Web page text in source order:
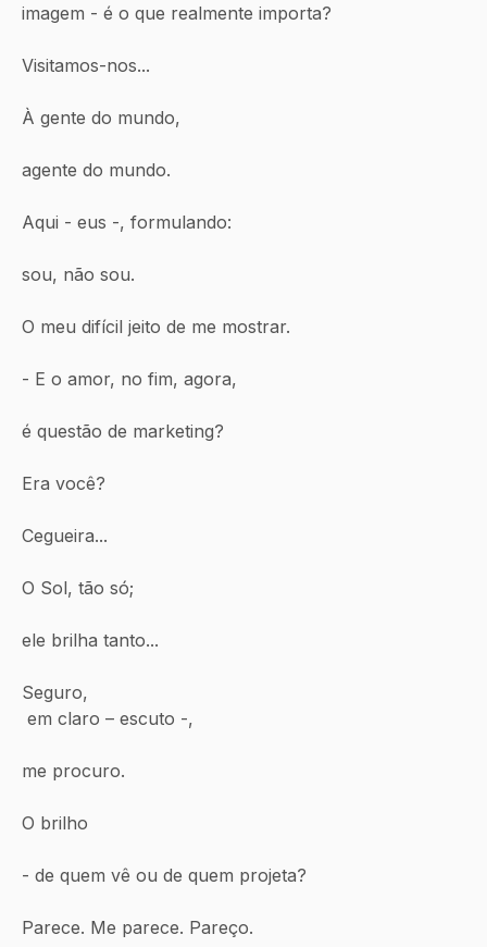
imagem - é o que realmente importa?
Visitamos-nos...
À gente do mundo,
agente do mundo.
Aqui - eus -, formulando:
sou, não sou.
O meu difícil jeito de me mostrar.
- E o amor, no fim, agora,
é questão de marketing?
Era você?
Cegueira...
O Sol, tão só;
ele brilha tanto...
Seguro,
em claro – escuto -,
me procuro.
O brilho
- de quem vê ou de quem projeta?
Parece. Me parece. Pareço.